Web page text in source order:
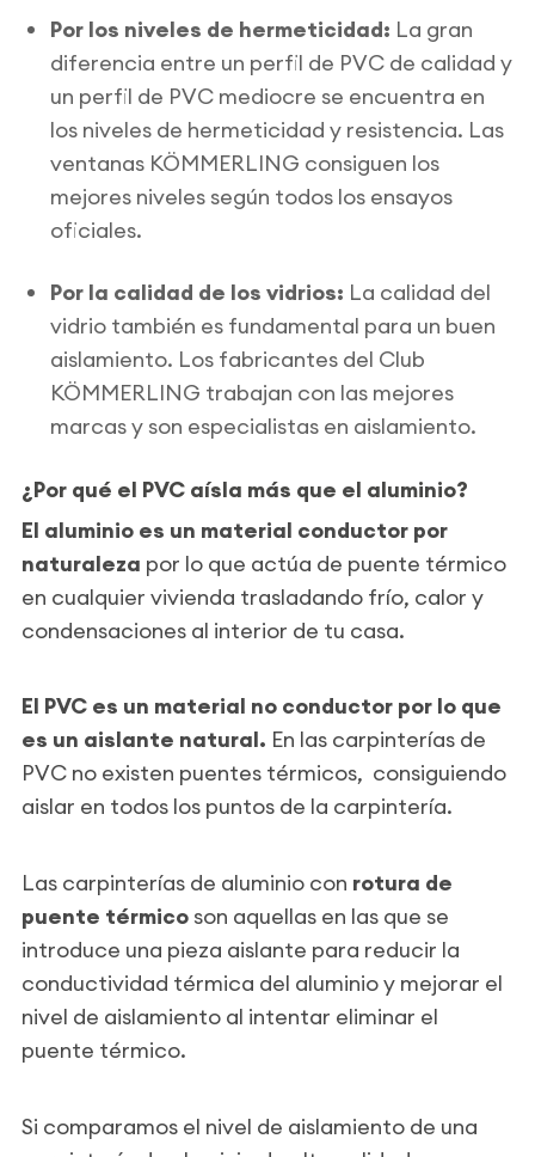
Por los niveles de hermeticidad: La gran
diferencia entre un perfil de PVC de calidad y
un perfil de PVC mediocre se encuentra en
los niveles de hermeticidad y resistencia. Las
ventanas KÖMMERLING consiguen los
mejores niveles según todos los ensayos
oficiales.
Por la calidad de los vidrios: La calidad del
vidrio también es fundamental para un buen
aislamiento. Los fabricantes del Club
KÖMMERLING trabajan con las mejores
marcas y son especialistas en aislamiento.
¿Por qué el PVC aísla más que el aluminio?
El aluminio es un material conductor por
naturaleza por lo que actúa de puente térmico
en cualquier vivienda trasladando frío, calor y
condensaciones al interior de tu casa.
El PVC es un material no conductor por lo que
es un aislante natural. En las carpinterías de
PVC no existen puentes térmicos, consiguiendo
aislar en todos los puntos de la carpintería.
Las carpinterías de aluminio con rotura de
puente térmicoson aquellas en las que se
introduce una pieza aislante para reducir la
conductividad térmica del aluminio y mejorar el
nivel de aislamiento al intentar eliminar el
puente térmico.
Si comparamos el nivel de aislamiento de una